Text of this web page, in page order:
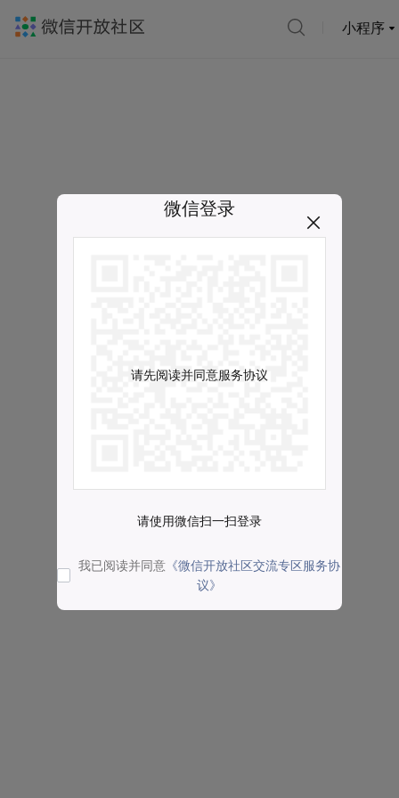
小程序
微信登录
请先阅读并同意服务协议
请使用微信扫一扫登录
我已阅读并同意 《微信开放社区交流专区服务协
议》